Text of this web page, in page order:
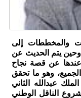
والمخططات إلى
وحين يتم الحديث عن
عن قصة نجاح
وهو ما تحقق
عبدالله الثاني
لمشروع الناقل الوطني